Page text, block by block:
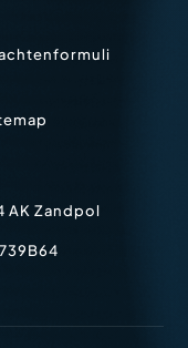
AK Zandpol